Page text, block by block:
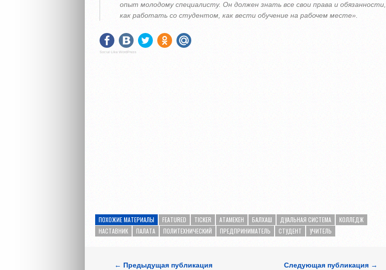
опыт молодому специалисту. Он должен знать все свои права и обязанности,
как работать со студентом, как вести обучение на рабочем месте».
Social Like WordPress
ПОХОЖИЕ МАТЕРИАЛЫ FEATURED TICKER АТАМЕКЕН БАЛХАШ ДУАЛЬНАЯ СИСТЕМА
КОЛЛЕДЖ
НАСТАВНИК
ПАЛАТА ПОЛИТЕХНИЧЕСКИЙ ПРЕДПРИНИМАТЕЛЬ СТУДЕНТ УЧИТЕЛЬ
← Предыдущая публикация Следующая публикация →